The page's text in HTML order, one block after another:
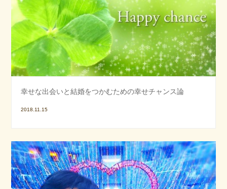
幸せな出会いと結婚をつかむための幸せチャンス論
2018.11.15